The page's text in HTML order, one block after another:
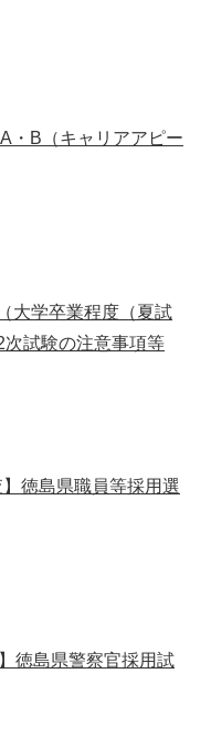
・B（キャリアアピー
大学卒業程度（夏試
試験の注意事項等
徳島県職員等採用選
徳島県警察官採用試